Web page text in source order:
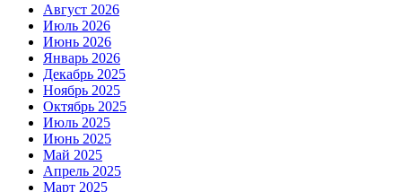
Август 2026
Июль 2026
Июнь 2026
Январь 2026
Декабрь 2025
Ноябрь 2025
Октябрь 2025
Июль 2025
Июнь 2025
Май 2025
Апрель 2025
Март 2025